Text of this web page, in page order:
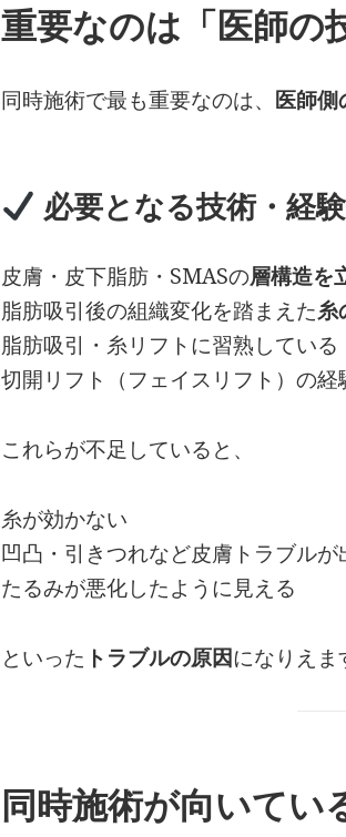
重要なのは「医師の
同時施術で最も重要なのは、 医師側
必要となる技術・経験
皮膚・皮下脂肪・SMASの層構造を
脂肪吸引後の組織変化を踏まえた糸
脂肪吸引・糸リフトに習熟している
切開リフト（フェイスリフト）の経
これらが不足していると、
糸が効かない
凹凸・引きつれなど皮膚トラブルが
たるみが悪化したように見える
といった トラブルの原因になりえま
同時施術が向いてい